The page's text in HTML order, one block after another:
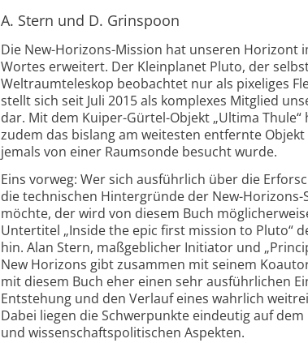
A. Stern und D. Grinspoon
Die New-Horizons-Mission hat unseren Horizont
Wortes erweitert. Der Kleinplanet Pluto, der
Weltraumteleskop beobachtet nur als pixeliges
stellt sich seit Juli 2015 als komplexes Mitglied
dar. Mit dem Kuiper-Gürtel-Objekt „Ultima Thule“
zudem das bislang am weitesten entfernte
jemals von einer Raumsonde besucht wurde.
Eins vorweg: Wer sich ausführlich über die
die technischen Hintergründe der New-
möchte, der wird von diesem Buch
Untertitel „Inside the epic first mission to Pluto“
hin. Alan Stern, maßgeblicher Initiator und
New Horizons gibt zusammen mit seinem
mit diesem Buch eher einen sehr ausführlichen
Entstehung und den Verlauf eines wahrlich
Dabei liegen die Schwerpunkte eindeutig auf
und wissenschaftspolitischen Aspekten.